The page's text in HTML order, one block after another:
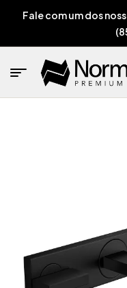
Fale com um dos